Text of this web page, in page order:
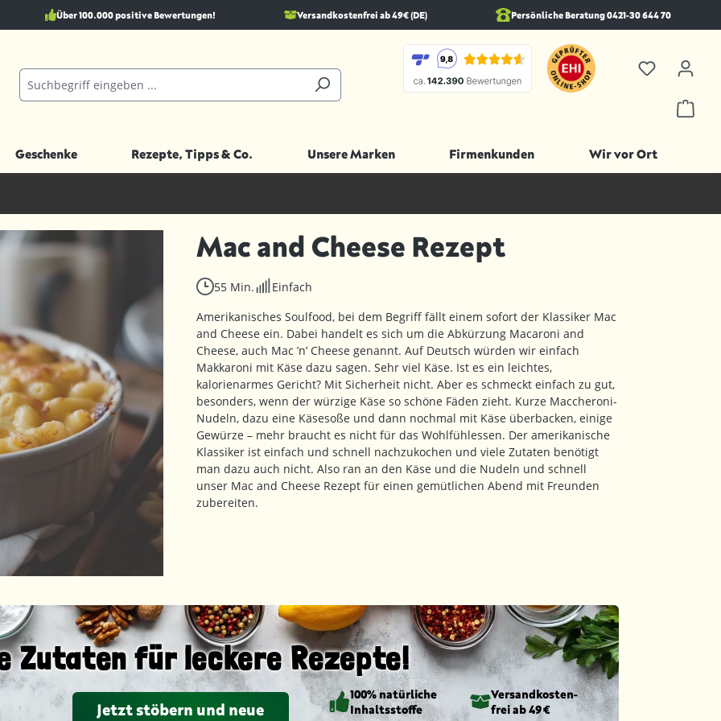
Über 100.000 positive Bewertungen! Versandkostenfrei ab 49€ (DE) Persönliche Beratung 0421-30 644 70
Geschenke Rezepte, Tipps & Co. Unsere Marken Firmenkunden Wir vor Ort
Mac and Cheese Rezept
55 Min.
Einfach
Amerikanisches Soulfood, bei dem Begriff fällt einem sofort der Klassiker Mac
and Cheese ein. Dabei handelt es sich um die Abkürzung Macaroni and
Cheese, auch Mac ’n’ Cheese genannt. Auf Deutsch würden wir einfach
Makkaroni mit Käse dazu sagen. Sehr viel Käse. Ist es ein leichtes,
kalorienarmes Gericht? Mit Sicherheit nicht. Aber es schmeckt einfach zu gut,
besonders, wenn der würzige Käse so schöne Fäden zieht. Kurze Maccheroni-
Nudeln, dazu eine Käsesoße und dann nochmal mit Käse überbacken, einige
Gewürze – mehr braucht es nicht für das Wohlfühlessen. Der amerikanische
Klassiker ist einfach und schnell nachzukochen und viele Zutaten benötigt
man dazu auch nicht. Also ran an den Käse und die Nudeln und schnell
unser Mac and Cheese Rezept für einen gemütlichen Abend mit Freunden
zubereiten.
Zutaten für leckere Rezepte!
Jetzt stöbern und neue
100% natürliche
Inhaltsstoffe
Versandkosten­
frei ab 49 €